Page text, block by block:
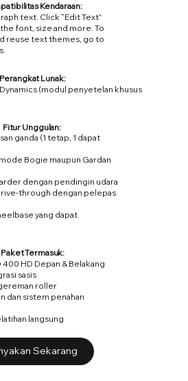
Kendaraan:
text. Click “Edit Text”
font, size and more. To
reuse text themes, go to
Perangkat Lunak:
(modul penyetelan khusus
Fitur Unggulan:
ganda (1 tetap, 1 dapat
Bogie maupun Gardan
dengan pendingin udara
through dengan pelepas
yang dapat
Paket Termasuk:
400 HD Depan & Belakang
sasis
roller
dan sistem penahan
langsung
Sekarang